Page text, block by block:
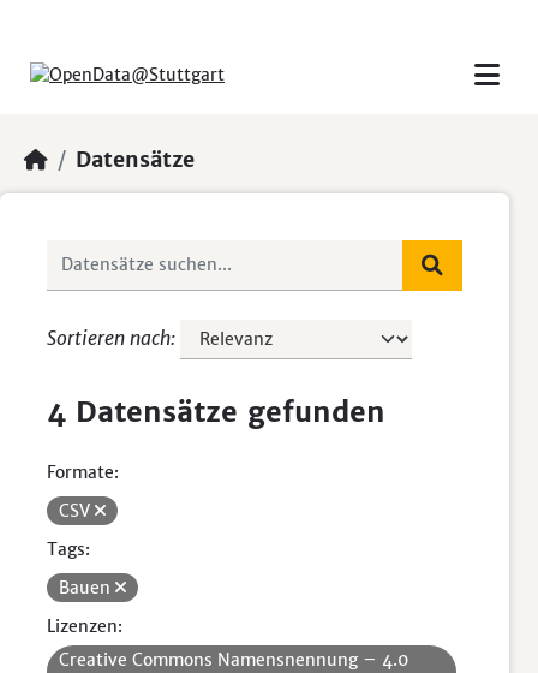
Datensätze
Sortieren nach
4 Datensätze gefunden
Formate:
CSV
Tags:
Bauen
Lizenzen:
Creative Commons Namensnennung – 4.0